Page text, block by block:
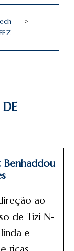
>
Benhaddou
ao
de Tizi N-
e